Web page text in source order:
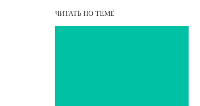
ЧИТАТЬ ПО ТЕМЕ